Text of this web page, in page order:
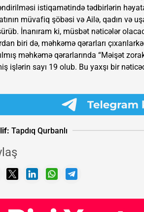
istiqamətində tədbirlərin
müvafiq şöbəsi və Ailə, qadın və
İnanıram ki, müsbət nəticələr
biri də, məhkəmə qərarları
məhkəmə qərarlarında “Məişət
işlərin sayı 19 olub. Bu yaxşı bir
Tapdıq Qurbanlı